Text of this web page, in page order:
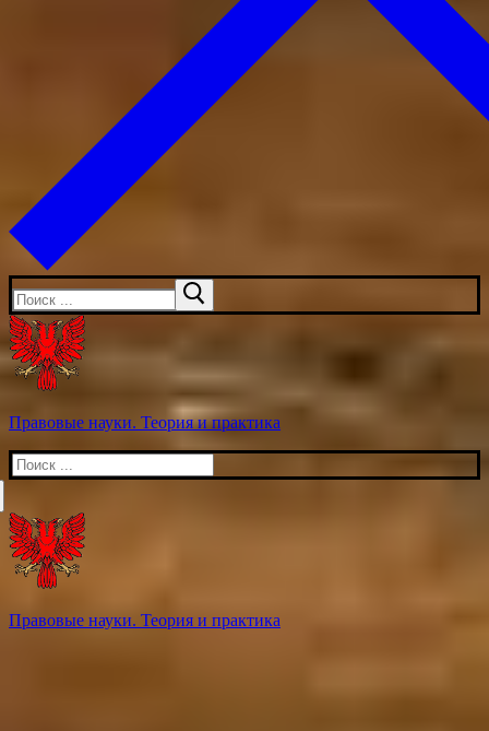
Искать:
Правовые науки. Теория и практика
Искать:
Правовые науки. Теория и практика